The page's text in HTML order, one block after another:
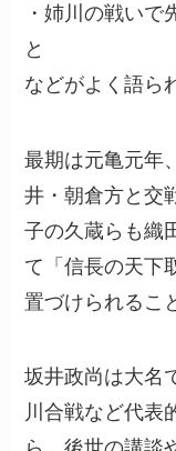
・姉川の戦いで
と
などがよく語ら
最期は元亀元年
井・朝倉方と交
子の久蔵らも織
て「信長の天下
置づけられるこ
坂井政尚は大名
川合戦など代表